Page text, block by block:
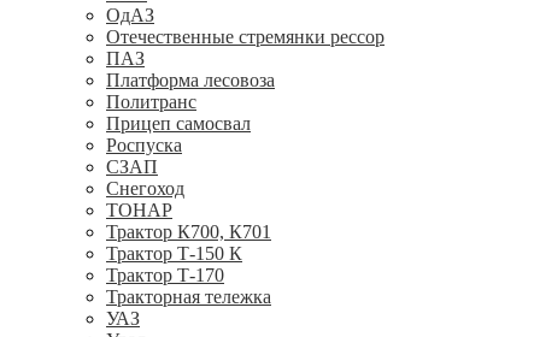
ОдАЗ
Отечественные стремянки рессор
ПАЗ
Платформа лесовоза
Политранс
Прицеп самосвал
Роспуска
СЗАП
Снегоход
ТОНАР
Трактор К700, К701
Трактор Т-150 К
Трактор Т-170
Тракторная тележка
УАЗ